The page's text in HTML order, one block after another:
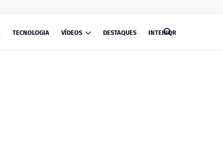
TECNOLOGIA VÍDEOS DESTAQUES INTERIOR